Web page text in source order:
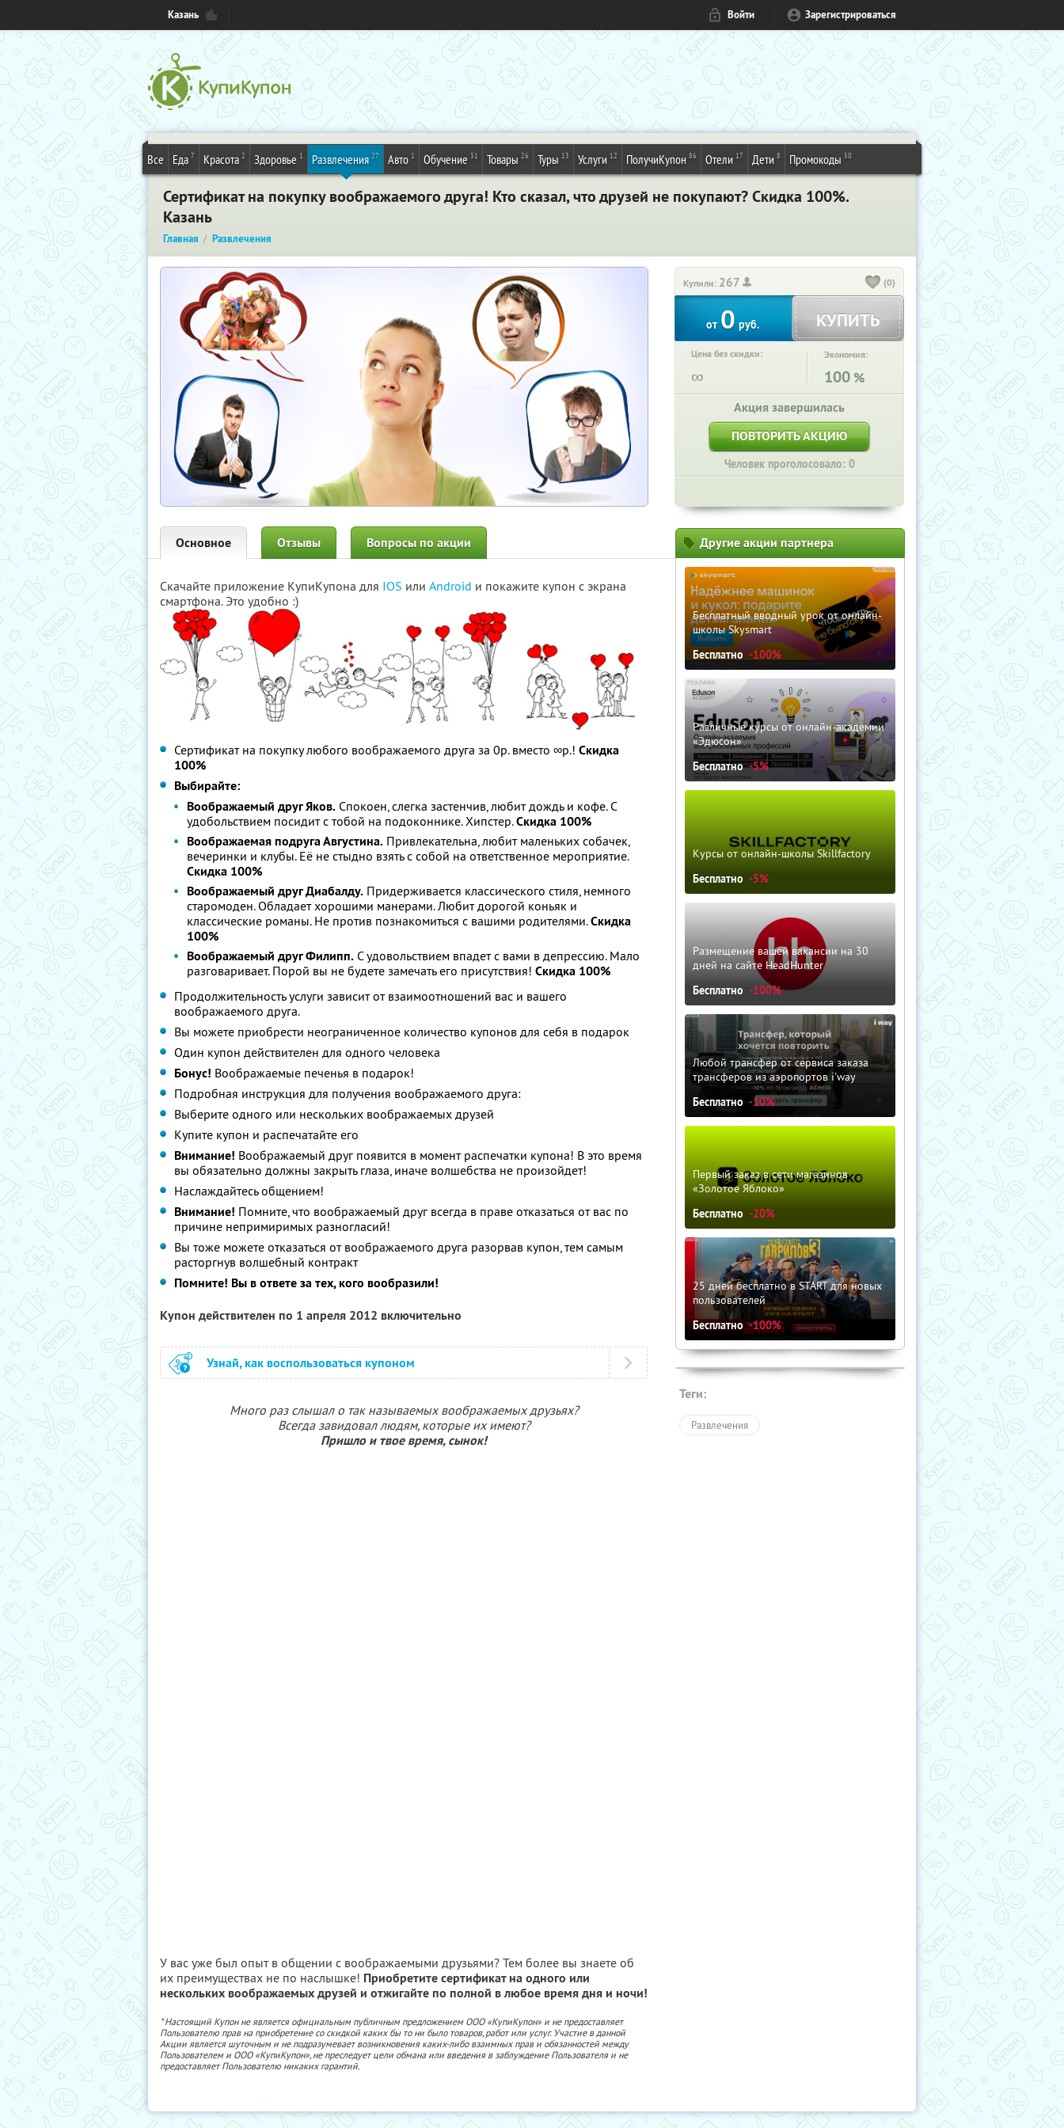
Казань Войти Зарегистрироваться
Все Еда 7 Красота 2 Здоровье 1 Развлечения 27 Авто 1 Обучение 31 Товары 26 Туры 13 Услуги 12 ПолучиКупон 86 Отели 17 Дети 8 Промокоды 50
Сертификат на покупку воображаемого друга! Кто сказал, что друзей не покупают? Скидка 100%.
Казань
Главная Развлечения
Купили: 267 (0)
от0 руб. КУПИТЬ
Цена без скидки:
∞
Экономия:
100 %
Акция завершилась
ПОВТОРИТЬ АКЦИЮ
Человек проголосовало: 0
Основное Отзывы Вопросы по акции
Скачайте приложение КупиКупона для IOS или Android и покажите купон с экрана
смартфона. Это удобно :)
Сертификат на покупку любого воображаемого друга за 0р. вместо ∞р.! Скидка
100%
Выбирайте:
Воображаемый друг Яков. Спокоен, слегка застенчив, любит дождь и кофе. С
удобольствием посидит с тобой на подоконнике. Хипстер.Скидка 100%
Воображаемая подруга Августина. Привлекательна, любит маленьких собачек,
вечеринки и клубы. Её не стыдно взять с собой на ответственное мероприятие.
Скидка 100%
Воображаемый друг Диабалду. Придерживается классического стиля, немного
старомоден. Обладает хорошими манерами. Любит дорогой коньяк и
классические романы. Не против познакомиться с вашими родителями.Скидка
100%
Воображаемый друг Филипп. С удовольствием впадет с вами в депрессию. Мало
разговаривает. Порой вы не будете замечать его присутствия! Скидка 100%
Продолжительность услуги зависит от взаимоотношений вас и вашего
воображаемого друга.
Вы можете приобрести неограниченное количество купонов для себя в подарок
Один купон действителен для одного человека
Бонус! Воображаемые печенья в подарок!
Подробная инструкция для получения воображаемого друга:
Выберите одного или нескольких воображаемых друзей
Купите купон и распечатайте его
Внимание! Воображаемый друг появится в момент распечатки купона! В это время
вы обязательно должны закрыть глаза, иначе волшебства не произойдет!
Наслаждайтесь общением!
Внимание! Помните, что воображаемый друг всегда в праве отказаться от вас по
причине непримиримых разногласий!
Вы тоже можете отказаться от воображаемого друга разорвав купон, тем самым
расторгнув волшебный контракт
Помните! Вы в ответе за тех, кого вообразили!
Купон действителен по 1 апреля 2012 включительно
Узнай, как воспользоваться купоном
Много раз слышал о так называемых воображаемых друзьях?
Всегда завидовал людям, которые их имеют?
Пришло и твое время, сынок!
У вас уже был опыт в общении с воображаемыми друзьями? Тем более вы знаете об
их преимуществах не по наслышке! Приобретите сертификат на одного или
нескольких воображаемых друзей и отжигайте по полной в любое время дня и ночи!
* Настоящий Купон не является официальным публичным предложением ООО «КупиКупон» и не предоставляет
Пользователю прав на приобретение со скидкой каких бы то ни было товаров, работ или услуг. Участие в данной
Акции является шуточным и не подразумевает возникновения каких-либо взаимных прав и обязанностей между
Пользователем и ООО «КупиКупон», не преследует цели обмана или введения в заблуждение Пользователя и не
предоставляет Пользователю никаких гарантий.
Другие акции партнера
Бесплатный вводный урок от онлайн-
школы Skysmart
Бесплатно -100%
Различные курсы от онлайн-академии
«Эдюсон»
Бесплатно -5%
Курсы от онлайн-школы Skillfactory
Бесплатно -5%
Размещение вашей вакансии на 30
дней на сайте HeadHunter
Бесплатно -100%
Любой трансфер от сервиса заказа
трансферов из аэропортов i'way
Бесплатно -10%
Первый заказ в сети магазинов
«Золотое Яблоко»
Бесплатно -20%
25 дней бесплатно в START для новых
пользователей
Бесплатно -100%
Теги:
Развлечения